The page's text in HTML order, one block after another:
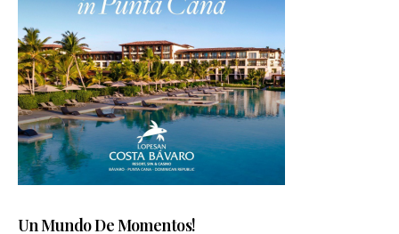
Un Mundo De Momentos!